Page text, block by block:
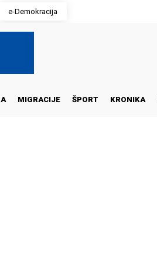
e-Demokracija
MIGRACIJE ŠPORT KRONIKA